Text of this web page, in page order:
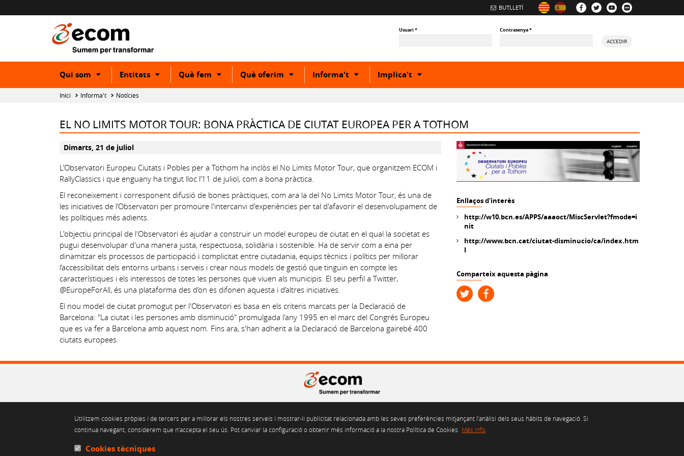
Utilitzem cookies pròpies i de tercers per a millorar els nostres serveis i mostrar-li publicitat relacionada amb les seves preferències mitjançant l’anàlisi dels seus hàbits de navegació. Si
continua navegant, considerem que n’accepta el seu ús. Pot canviar la configuració o obtenir més informació a la nostra Política de Cookies. Més info
Cookies tècniques
BUTLLETÍ
Usuari* Contrasenya*
ACCEDIR
Qui som
Show
hide
Entitats
ShowQuè fem
ShowQuè oferim
ShowInforma't
ShowImplica't
Show
Inici Informa't Notícies
EL NO LIMITS MOTOR TOUR: BONA PRÀCTICA DE CIUTAT EUROPEA PER A TOTHOM
Dimarts, 21 de juliol
L’Observatori Europeu Ciutats i Pobles per a Tothom ha inclòs el No Limits Motor Tour, que organitzem ECOM i
RallyClassics i que enguany ha tingut lloc l’11 de juliol, com a bona pràctica.
El reconeixement i corresponent difusió de bones pràctiques, com ara la del No Limits Motor Tour, és una de
les iniciatives de l’Observatori per promoure l'intercanvi d'experiències per tal d'afavorir el desenvolupament de
les polítiques més adients.
L'objectiu principal de l'Observatori és ajudar a construir un model europeu de ciutat en el qual la societat es
pugui desenvolupar d'una manera justa, respectuosa, solidària i sostenible. Ha de servir com a eina per
dinamitzar els processos de participació i complicitat entre ciutadania, equips tècnics i polítics per millorar
l’accessibilitat dels entorns urbans i serveis i crear nous models de gestió que tinguin en compte les
característiques i els interessos de totes les persones que viuen als municipis. El seu perfil a Twitter,
@EuropeForAll, és una plataforma des d’on es difonen aquesta i d’altres iniciatives.
El nou model de ciutat promogut per l'Observatori es basa en els criteris marcats per la Declaració de
Barcelona: "La ciutat i les persones amb disminució" promulgada l'any 1995 en el marc del Congrés Europeu
que es va fer a Barcelona amb aquest nom. Fins ara, s'han adherit a la Declaració de Barcelona gairebé 400
ciutats europees.
Enllaços d'interès
http://w10.bcn.es/APPS/aaaoct/MiscServlet?fmode=i
nit
http://www.bcn.cat/ciutat-disminucio/ca/index.htm
l
Comparteix aquesta pàgina
Tel. 93 451 55 50 Fax. 93 451 69 04ecom@ecom.cat
Segell de Garantia LOPD-LSSICE